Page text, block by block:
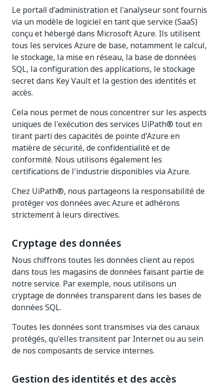
Le portail d'administration et l'analyseur sont fournis
via un modèle de logiciel en tant que service (SaaS)
conçu et hébergé dans Microsoft Azure. Ils utilisent
tous les services Azure de base, notamment le calcul,
le stockage, la mise en réseau, la base de données
SQL, la configuration des applications, le stockage
secret dans Key Vault et la gestion des identités et
accès.
Cela nous permet de nous concentrer sur les aspects
uniques de l'exécution des services UiPath® tout en
tirant parti des capacités de pointe d'Azure en
matière de sécurité, de confidentialité et de
conformité. Nous utilisons également les
certifications de l'industrie disponibles via Azure.
Chez UiPath®, nous partageons la responsabilité de
protéger vos données avec Azure et adhérons
strictement à leurs directives.
Cryptage des données
Nous chiffrons toutes les données client au repos
dans tous les magasins de données faisant partie de
notre service. Par exemple, nous utilisons un
cryptage de données transparent dans les bases de
données SQL.
Toutes les données sont transmises via des canaux
protégés, qu'elles transitent par Internet ou au sein
de nos composants de service internes.
Gestion des identités et des accès